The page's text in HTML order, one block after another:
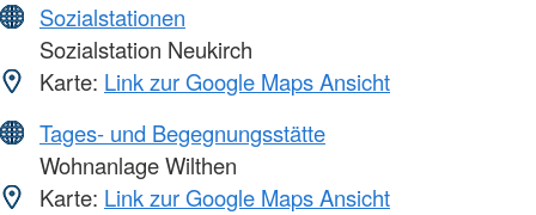
Sozialstationen
Sozialstation Neukirch
Karte: Link zur Google Maps Ansicht
Tages- und Begegnungsstätte
Wohnanlage Wilthen
Karte: Link zur Google Maps Ansicht